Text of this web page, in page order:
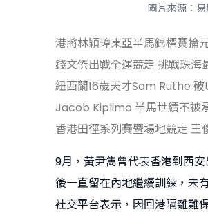
圖片來源：
香港田徑系列賽暨場地競走 王
Jacob Kiplimo 半馬世績不被
紐西蘭16歲天才Sam Ruthe 破
錢文傑出戰全運競走 挑戰珠海
港將林穎璋東亞半馬錦標賽掄
9月，黃尹雋曾代表香港到西
後一直留在內地繼續訓練，未
社交平台表示，因回港隔離難